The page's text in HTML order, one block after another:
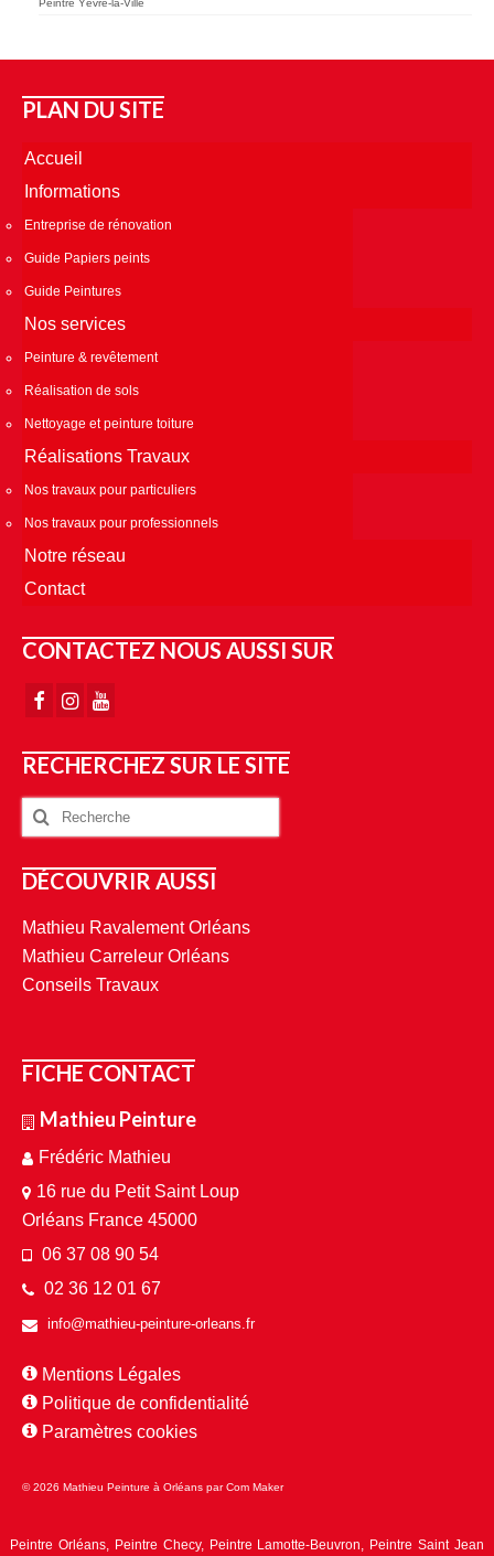
Peintre Yèvre-la-Ville
PLAN DU SITE
Accueil
Informations
Entreprise de rénovation
Guide Papiers peints
Guide Peintures
Nos services
Peinture & revêtement
Réalisation de sols
Nettoyage et peinture toiture
Réalisations Travaux
Nos travaux pour particuliers
Nos travaux pour professionnels
Notre réseau
Contact
CONTACTEZ NOUS AUSSI SUR
RECHERCHEZ SUR LE SITE
DÉCOUVRIR AUSSI
Mathieu Ravalement Orléans
Mathieu Carreleur Orléans
Conseils Travaux
FICHE CONTACT
Mathieu Peinture
Frédéric Mathieu
16 rue du Petit Saint Loup
Orléans France 45000
06 37 08 90 54
02 36 12 01 67
info@mathieu-peinture-orleans.fr
Mentions Légales
Politique de confidentialité
Paramètres cookies
© 2026 Mathieu Peinture à Orléans parCom Maker
Peintre Orléans, Peintre Checy, Peintre Lamotte-Beuvron, Peintre Saint Jean